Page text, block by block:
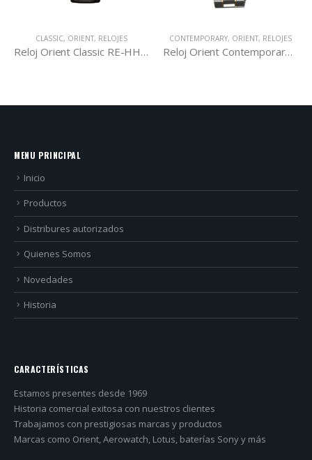
CLASSIC, ORIENT, RELOJES
Reloj Orient Classic RE-HH0003S
CONTEMPORARY, ORIENT, RELOJES
Reloj Orient Contemporary DA02001W
MENU PRINCIPAL
Inicio
Productos
Distribures autorizados
Quienes Somos
Novedades
Historia
CARACTERÍSTICAS
Estamos presentes desde 1969
Historia comercial exitosa con nuestros clientes
Trabajamos con prestigiosas marcas y productos
Marcas como Orient, Aerowatch, Lotus, baterías Sony y más